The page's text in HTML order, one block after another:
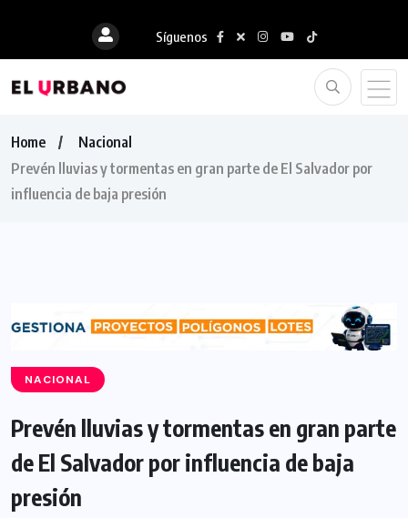
Síguenos
Home
Nacional
Prevén lluvias y tormentas en gran parte de El Salvador por
influencia de baja presión
NACIONAL
Prevén lluvias y tormentas en gran parte
de El Salvador por influencia de baja
presión